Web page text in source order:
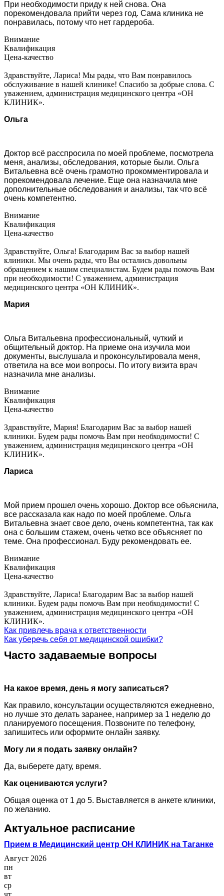
При необходимости приду к ней снова. Она
порекомендовала прийти через год. Сама клиника не
понравилась, потому что нет гардероба.
Внимание
Квалификация
Цена-качество
Здравствуйте, Лариса! Мы рады, что Вам понравилось
обслуживание в нашей клинике! Спасибо за добрые слова. С
уважением, администрация медицинского центра «ОН
КЛИНИК».
Ольга
Доктор всё расспросила по моей проблеме, посмотрела
меня, анализы, обследования, которые были. Ольга
Витальевна всё очень грамотно прокомментировала и
порекомендовала лечение. Еще она назначила мне
дополнительные обследования и анализы, так что всё
очень компетентно.
Внимание
Квалификация
Цена-качество
Здравствуйте, Ольга! Благодарим Вас за выбор нашей
клиники. Мы очень рады, что Вы остались довольны
обращением к нашим специалистам. Будем рады помочь Вам
при необходимости! С уважением, администрация
медицинского центра «ОН КЛИНИК».
Мария
Ольга Витальевна профессиональный, чуткий и
общительный доктор. На приеме она изучила мои
документы, выслушала и проконсультировала меня,
ответила на все мои вопросы. По итогу визита врач
назначила мне анализы.
Внимание
Квалификация
Цена-качество
Здравствуйте, Мария! Благодарим Вас за выбор нашей
клиники. Будем рады помочь Вам при необходимости! С
уважением, администрация медицинского центра «ОН
КЛИНИК».
Лариса
Мой прием прошел очень хорошо. Доктор все объяснила,
все рассказала как надо по моей проблеме. Ольга
Витальевна знает свое дело, очень компетентна, так как
она с большим стажем, очень четко все объясняет по
теме. Она профессионал. Буду рекомендовать ее.
Внимание
Квалификация
Цена-качество
Здравствуйте, Лариса! Благодарим Вас за выбор нашей
клиники. Будем рады помочь Вам при необходимости! С
уважением, администрация медицинского центра «ОН
КЛИНИК».
Как привлечь врача к ответственности
Как уберечь себя от медицинской ошибки?
Часто задаваемые вопросы
На какое время, день я могу записаться?
Как правило, консультации осуществляются ежедневно,
но лучше это делать заранее, например за 1 неделю до
планируемого посещения. Позвоните по телефону,
запишитесь или оформите онлайн заявку.
Могу ли я подать заявку онлайн?
Да, выберете дату, время.
Как оцениваются услуги?
Общая оценка от 1 до 5. Выставляется в анкете клиники,
по желанию.
Актуальное расписание
Прием в Медицинский центр ОН КЛИНИК на Таганке
Август 2026
пн
вт
ср
чт